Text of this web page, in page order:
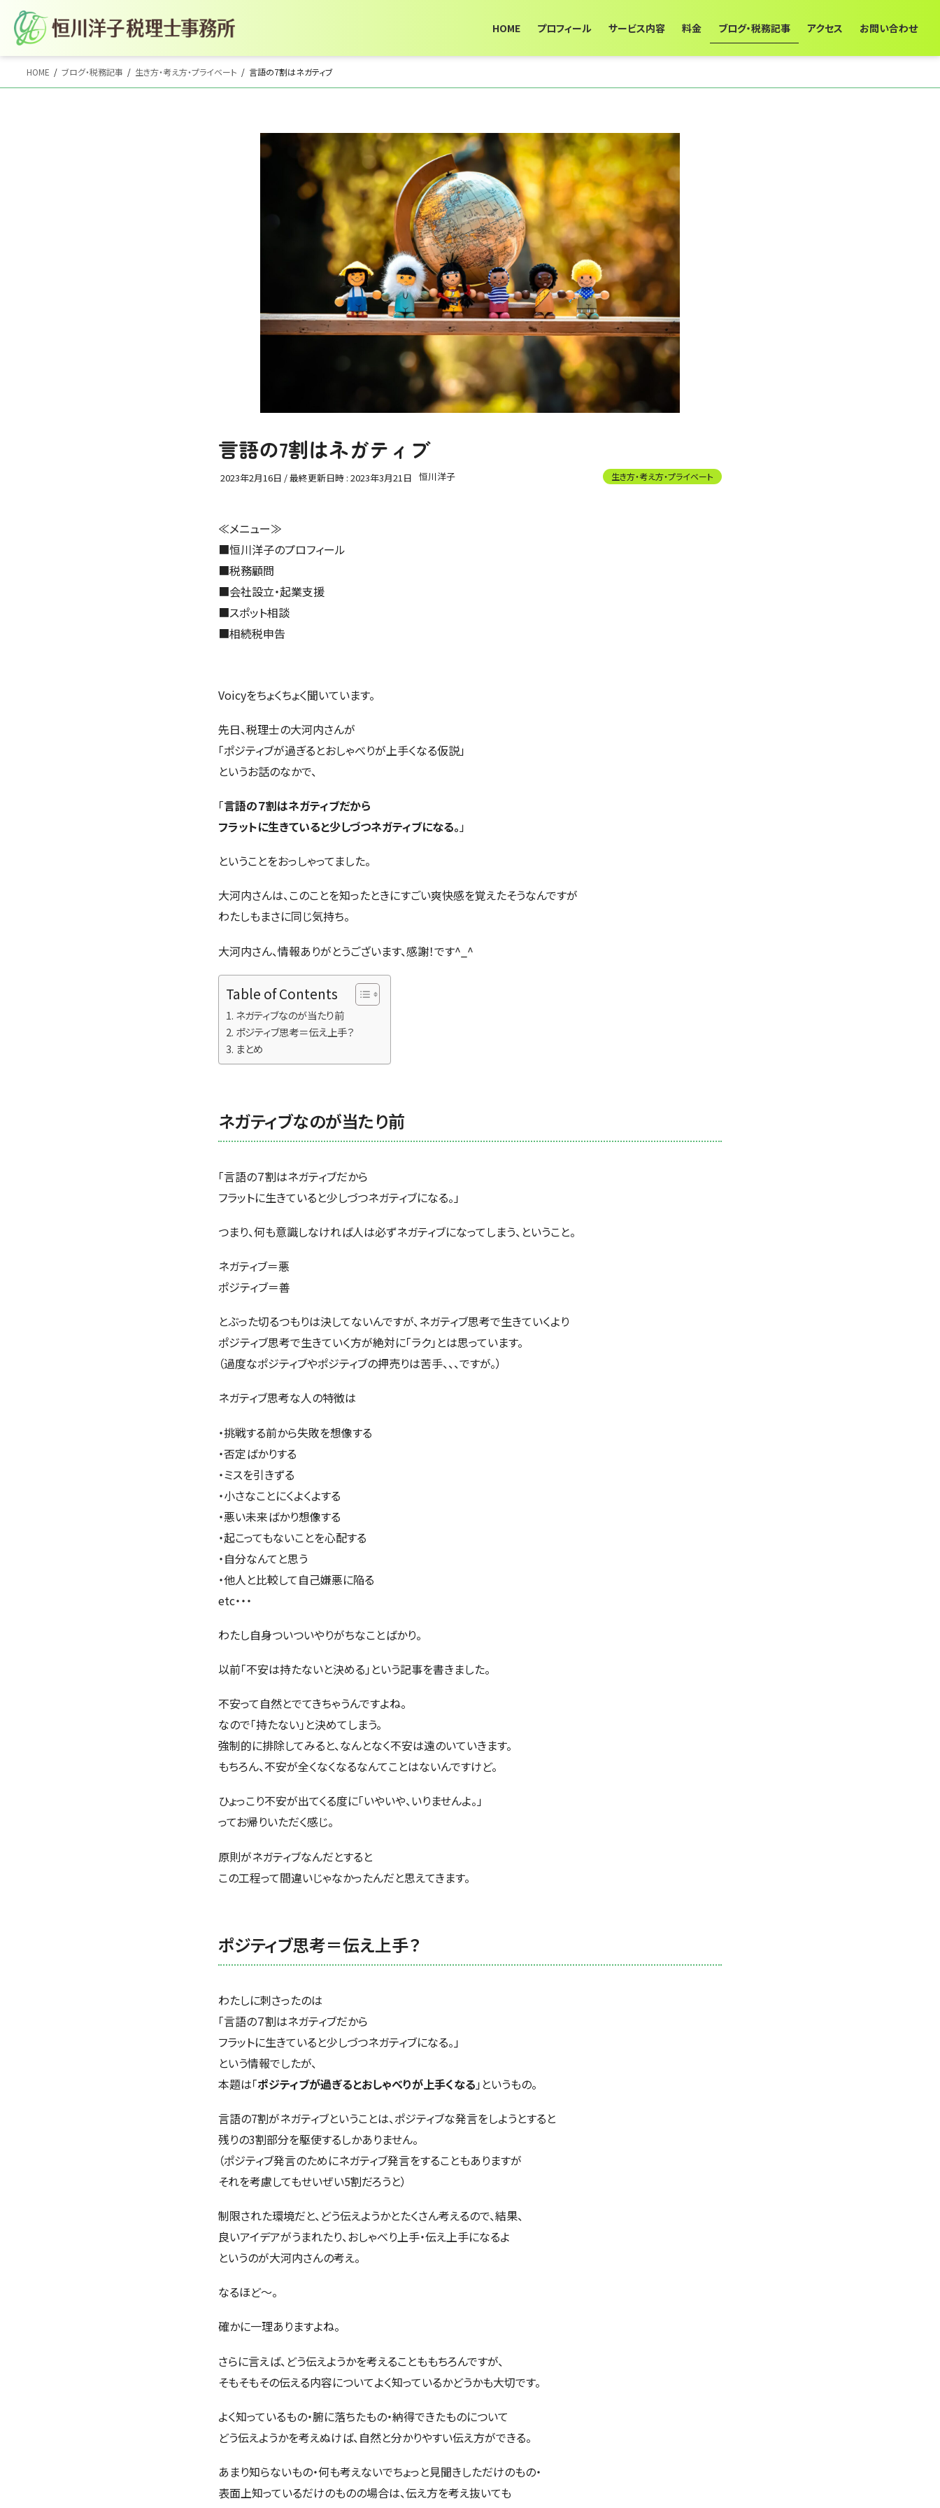
ン
ビ
HOME プロフィール サービス内容 料金 ブログ・税務記事 アクセス お問い合わせ
HOME ブログ・税務記事 生き方・考え方・プライベート 言語の7割はネガティブ
言語の7割はネガティブ
2023年2月16日 / 最終更新日時 : 2023年3月21日 恒川洋子 生き方・考え方・プライベート
≪メニュー≫
■恒川洋子のプロフィール
■税務顧問
■会社設立・起業支援
■スポット相談
■相続税申告
Voicyをちょくちょく聞いています。
先日、税理士の大河内さんが
「ポジティブが過ぎるとおしゃべりが上手くなる仮説」
というお話のなかで、
「言語の７割はネガティブだから
フラットに生きていると少しづつネガティブになる。」
ということをおっしゃってました。
大河内さんは、このことを知ったときにすごい爽快感を覚えたそうなんですが
わたしもまさに同じ気持ち。
大河内さん、情報ありがとうございます、感謝！です^_^
Table of Contents
ネガティブなのが当たり前
ポジティブ思考＝伝え上手？
まとめ
ネガティブなのが当たり前
「言語の７割はネガティブだから
フラットに生きていると少しづつネガティブになる。」
つまり、何も意識しなければ人は必ずネガティブになってしまう、ということ。
ネガティブ＝悪
ポジティブ＝善
とぶった切るつもりは決してないんですが、ネガティブ思考で生きていくより
ポジティブ思考で生きていく方が絶対に「ラク」とは思っています。
（過度なポジティブやポジティブの押売りは苦手、、、ですが。）
ネガティブ思考な人の特徴は
・挑戦する前から失敗を想像する
・否定ばかりする
・ミスを引きずる
・小さなことにくよくよする
・悪い未来ばかり想像する
・起こってもないことを心配する
・自分なんてと思う
・他人と比較して自己嫌悪に陥る
etc・・・
わたし自身ついついやりがちなことばかり。
以前「不安は持たないと決める」という記事を書きました。
不安って自然とでてきちゃうんですよね。
なので「持たない」と決めてしまう。
強制的に排除してみると、なんとなく不安は遠のいていきます。
もちろん、不安が全くなくなるなんてことはないんですけど。
ひょっこり不安が出てくる度に「いやいや、いりませんよ。」
ってお帰りいただく感じ。
原則がネガティブなんだとすると
この工程って間違いじゃなかったんだと思えてきます。
ポジティブ思考＝伝え上手？
わたしに刺さったのは
「言語の７割はネガティブだから
フラットに生きていると少しづつネガティブになる。」
という情報でしたが、
本題は「ポジティブが過ぎるとおしゃべりが上手くなる 」というもの。
言語の7割がネガティブということは、ポジティブな発言をしようとすると
残りの3割部分を駆使するしかありません。
（ポジティブ発言のためにネガティブ発言をすることもありますが
それを考慮してもせいぜい5割だろうと）
制限された環境だと、どう伝えようかとたくさん考えるので、結果、
良いアイデアがうまれたり、おしゃべり上手・伝え上手になるよ
というのが大河内さんの考え。
なるほど～。
確かに一理ありますよね。
さらに言えば、どう伝えようかを考えることももちろんですが、
そもそもその伝える内容についてよく知っているかどうかも大切です。
よく知っているもの・腑に落ちたもの・納得できたものについて
どう伝えようかを考えぬけば、自然と分かりやすい伝え方ができる。
あまり知らないもの・何も考えないでちょっと見聞きしただけのもの・
表面上知っているだけのものの場合は、伝え方を考え抜いても